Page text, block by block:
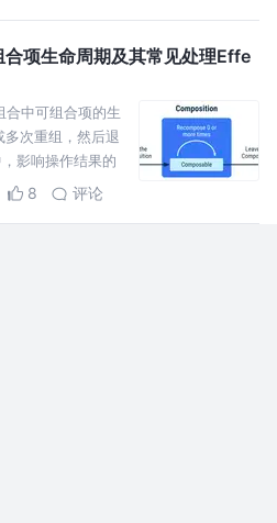
项生命周期及其常见处理Effe
合中可组合项的生
次重组，然后退
影响操作结果的
何处理呢？
8 评论